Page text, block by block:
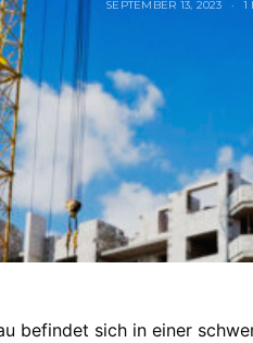
SEPTEMBER 13, 2023 1
befindet sich in einer